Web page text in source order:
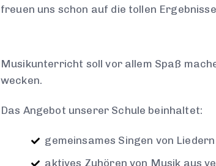
freuen uns schon auf die tollen
Musikunterricht soll vor allem Spaß
wecken.
Das Angebot unserer Schule beinhaltet:
gemeinsames Singen von Liedern
aktives Zuhören von Musik aus